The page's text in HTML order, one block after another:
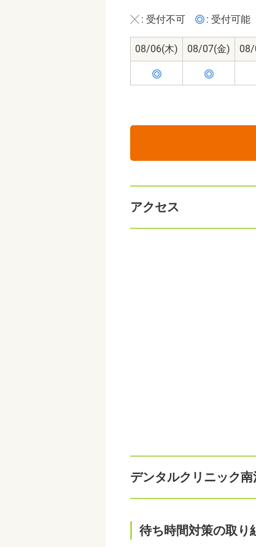
: 受付不可 : 受付可能
08/06(木) 08/07(金)
アクセス
デンタルクリニック
待ち時間対策の取り